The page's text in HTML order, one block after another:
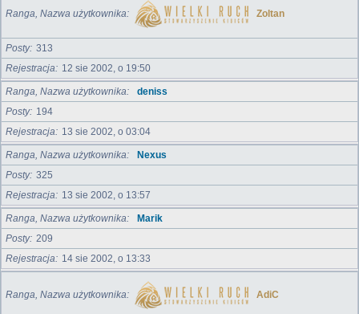
Ranga, Nazwa użytkownika Zoltan
Posty 313
Rejestracja
12 sie 2002, o 19:50
Ranga, Nazwa użytkownika
deniss
Posty
194
Rejestracja
13 sie 2002, o 03:04
Ranga, Nazwa użytkownika
Nexus
Posty 325
Rejestracja
13 sie 2002, o 13:57
Ranga, Nazwa użytkownika
Marik
Posty 209
Rejestracja
14 sie 2002, o 13:33
Ranga, Nazwa użytkownika AdiC